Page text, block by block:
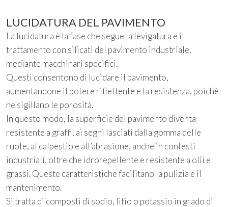
LUCIDATURA DEL PAVIMENTO
La lucidatura è la fase che segue la levigatura e il
trattamento con silicati del pavimento industriale,
mediante macchinari specifici.
Questi consentono di lucidare il pavimento,
aumentandone il potere riflettente e la resistenza, poiché
ne sigillano le porosità.
In questo modo, la superficie del pavimento diventa
resistente a graffi, ai segni lasciati dalla gomma delle
ruote, al calpestio e all’abrasione, anche in contesti
industriali, oltre che idrorepellente e resistente a olii e
grassi. Queste caratteristiche facilitano la pulizia e il
mantenimento.
Si tratta di composti di sodio, litio o potassio in grado di